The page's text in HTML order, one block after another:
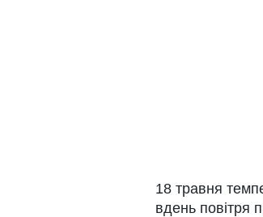
18 травня
вдень повітря